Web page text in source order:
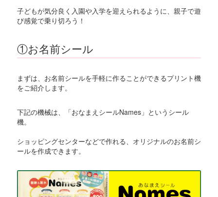
子どもが気分良く入園や入学を迎えられるように、親子で遊
び感覚で乗り切ろう！
①お名前シール
まずは、お名前シールを手軽に作ることができるプリント機
をご紹介します。
下記の機械は、「おなまえシールNames」というシール
機。
ショッピングセンターなどで作れる、オリジナルのお名前シ
ールを作成できます。